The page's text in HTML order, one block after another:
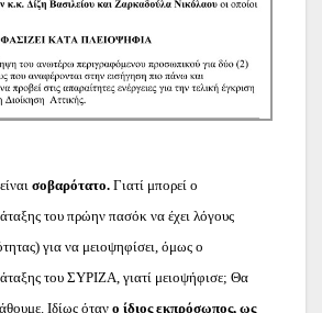
σοβαρότατο. Γιατί μπορεί ο
του πρώην πασόκ να έχει λόγους
για να μειοψηφίσει, όμως ο
του ΣΥΡΙΖΑ, γιατί μειοψήφισε; Θα
Ιδίως ότανο ίδιος εκπρόσωπος, ως